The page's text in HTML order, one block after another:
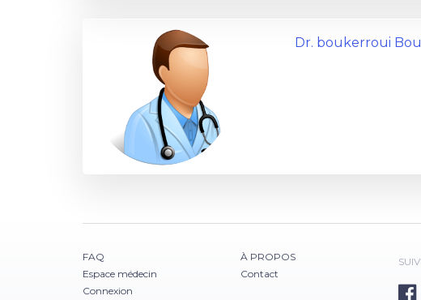
Dr. boukerroui
FAQ
Espace médecin
Connexion
À PROPOS
Contact